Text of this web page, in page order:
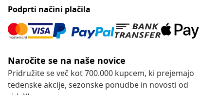
Podprti načini plačila
Naročite se na naše novice
Pridružite se več kot 700.000 kupcem, ki prejemajo
tedenske akcije, sezonske ponudbe in novosti od